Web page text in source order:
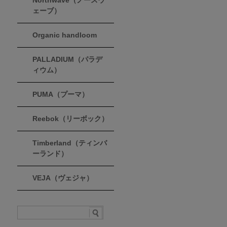
ェーブ）
Organic handloom
PALLADIUM（パラデ
ィウム）
PUMA（プーマ）
Reebok（リーボック）
Timberland（ティンバ
ーランド）
VEJA（ヴェジャ）